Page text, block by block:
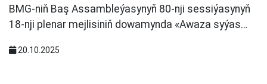
BMG-niň Baş Assambleýasynyň 80-nji sessiýasynyň
18-nji plenar mejlisiniň dowamynda «Awaza syýas…
20.10.2025